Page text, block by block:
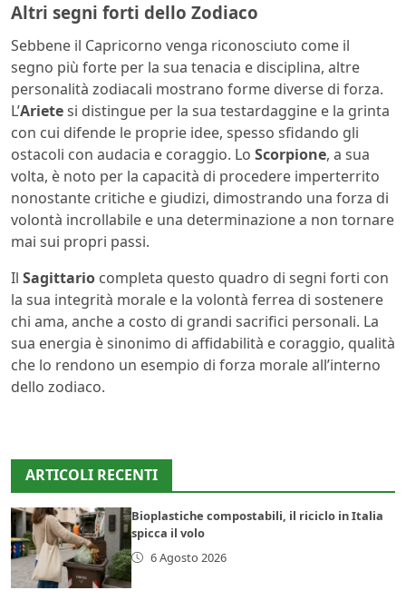
Altri segni forti dello Zodiaco
Sebbene il Capricorno venga riconosciuto come il
segno più forte per la sua tenacia e disciplina, altre
personalità zodiacali mostrano forme diverse di forza.
L’Arietesi distingue per la sua testardaggine e la grinta
con cui difende le proprie idee, spesso sfidando gli
ostacoli con audacia e coraggio. Lo Scorpione, a sua
volta, è noto per la capacità di procedere imperterrito
nonostante critiche e giudizi, dimostrando una forza di
volontà incrollabile e una determinazione a non tornare
mai sui propri passi.
Il Sagittario completa questo quadro di segni forti con
la sua integrità morale e la volontà ferrea di sostenere
chi ama, anche a costo di grandi sacrifici personali. La
sua energia è sinonimo di affidabilità e coraggio, qualità
che lo rendono un esempio di forza morale all’interno
dello zodiaco.
ARTICOLI RECENTI
Bioplastiche compostabili, il riciclo in Italia
spicca il volo
6 Agosto 2026